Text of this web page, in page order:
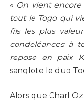
« On vient encore
tout le Togo qui
fils les plus
condoléances à
repose en paix
sanglote le duo
Alors que Charl